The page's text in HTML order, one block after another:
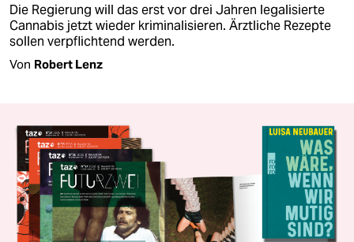
Die Regierung will das erst vor drei Jahren legalisierte
Cannabis jetzt wieder kriminalisieren. Ärztliche Rezepte
sollen verpflichtend werden.
Von Robert Lenz